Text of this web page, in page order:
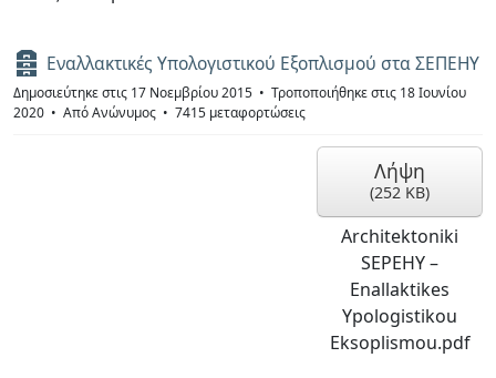
Α
χ
ε
Εναλλακτικές Υπολογιστικού Εξοπλισμού στα ΣΕΠΕΗΥ
Δημοσιεύτηκε στις 17 Νοεμβρίου 2015
Τροποποιήθηκε στις 18 Ιουνίου
2020
ΑπόΑνώνυμος 7415 μεταφορτώσεις
Λήψη
(252 KB)
Architektoniki
SEPEHY –
Enallaktikes
Ypologistikou
Eksoplismou.pdf